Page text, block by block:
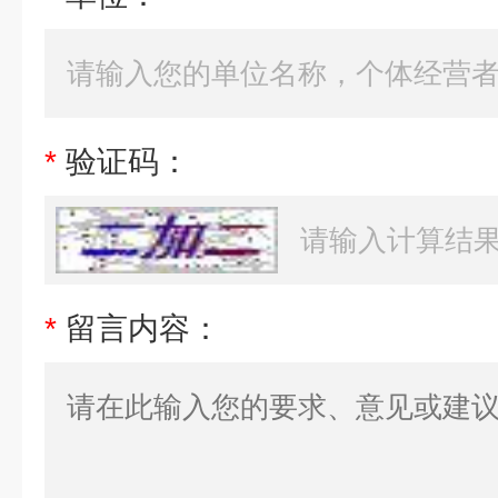
* 验证码：
* 留言内容：